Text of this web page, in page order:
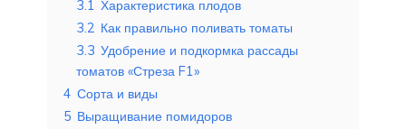
3.1 Характеристика плодов
3.2 Как правильно поливать томаты
3.3 Удобрение и подкормка рассады
томатов «Стреза F1»
4 Сорта и виды
5 Выращивание помидоров